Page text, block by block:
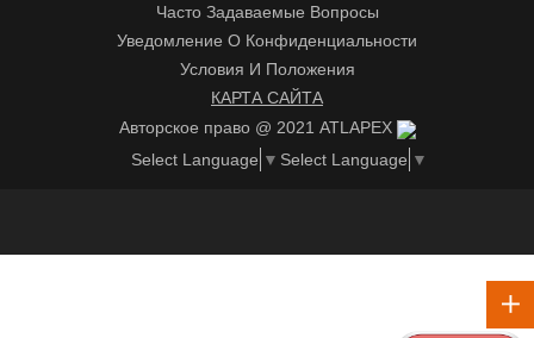
Часто Задаваемые Вопросы
Уведомление О Конфиденциальности
Условия И Положения
КАРТА САЙТА
Авторское право @ 2021 ATLAPEX
Select Language ▼ Select Language ▼